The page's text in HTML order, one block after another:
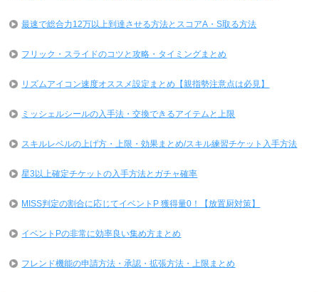
最速で総合力12万以上到達させる方法とスコアA・S取る方法
フリック・スライドのコツと攻略・タイミングまとめ
リズムアイコン速度オススメ設定まとめ【親指勢注意点は必見】
ミッシェルシールの入手法・交換できるアイテムと上限
スキルレベルの上げ方・上限・効果まとめ/スキル練習チケット入手方法
星3以上確定チケットの入手方法とガチャ確率
MISS判定の割合に応じてイベントP 獲得量0！【放置厨対策】
イベントPの非常に効率良い集め方まとめ
フレンド機能の申請方法・承認・拡張方法・上限まとめ